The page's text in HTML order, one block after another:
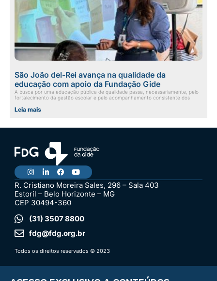
São João del-Rei avança na qualidade da
educação com apoio da Fundação Gide
A busca por uma educação pública de qualidade passa, necessariamente, pelo
fortalecimento da gestão escolar e pelo acompanhamento consistente dos
Leia mais
R. Cristiano Moreira Sales, 296 – Sala 403
Estoril – Belo Horizonte – MG
CEP 30494-360
(31) 3507 8800
fdg@fdg.org.br
Todos os direitos reservados © 2023